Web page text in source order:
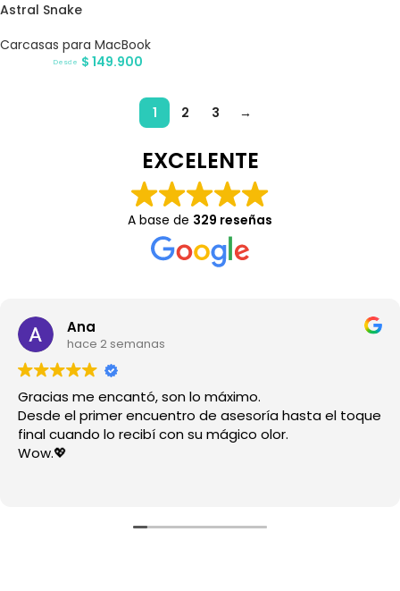
Astral Snake
Carcasas para MacBook
Desde $ 149.900
1 2 3 →
EXCELENTE
A base de 329 reseñas
Ana
hace 2 semanas
Gracias me encantó, son lo máximo.
Desde el primer encuentro de asesoría hasta el toque
final cuando lo recibí con su mágico olor.
Wow.💖